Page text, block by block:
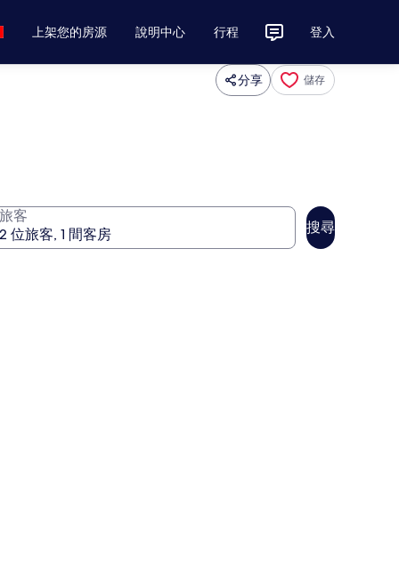
上架您的房源 說明中心 行程 登入
分享 儲存
旅客
搜尋